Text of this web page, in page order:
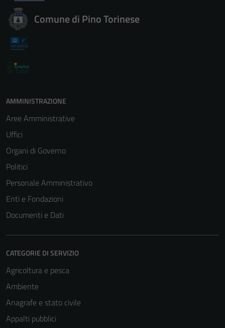
Comune di Pino Torinese
AMMINISTRAZIONE
Aree Amministrative
Uffici
Organi di Governo
Politici
Personale Amministrativo
Enti e Fondazioni
Documenti e Dati
CATEGORIE DI SERVIZIO
Agricoltura e pesca
Ambiente
Anagrafe e stato civile
Appalti pubblici
Tecnici